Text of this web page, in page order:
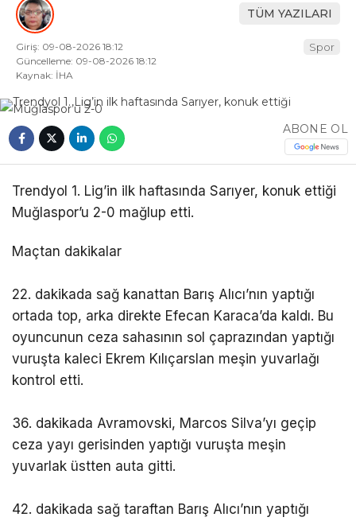
TÜM YAZILARI
Giriş: 09-08-2026 18:12
Güncelleme: 09-08-2026 18:12
Kaynak: İHA
Spor
ABONE OL
Trendyol 1. Lig’in ilk haftasında Sarıyer, konuk ettiği
Muğlaspor’u 2-0 mağlup etti.
Maçtan dakikalar
22. dakikada sağ kanattan Barış Alıcı’nın yaptığı
ortada top, arka direkte Efecan Karaca’da kaldı. Bu
oyuncunun ceza sahasının sol çaprazından yaptığı
vuruşta kaleci Ekrem Kılıçarslan meşin yuvarlağı
kontrol etti.
36. dakikada Avramovski, Marcos Silva’yı geçip
ceza yayı gerisinden yaptığı vuruşta meşin
yuvarlak üstten auta gitti.
42. dakikada sağ taraftan Barış Alıcı’nın yaptığı